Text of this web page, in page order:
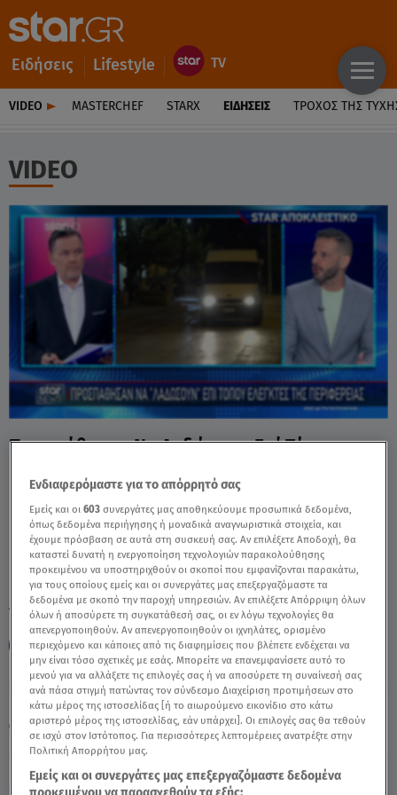
Ειδήσεις Lifestyle
VIDEO MASTERCHEF STARX ΕΙΔΉΣΕΙΣ ΤΡΟΧΌΣ ΤΗΣ
VIDEO
Κυριακή 9 Αυγούστου 2026
12.07.24, 21:47
ΕΛΛΑΔΑ
Πηγή: Δελτίο ειδήσεων Star
Προσπάθησαν Να Λαδώσουν Επί Τόπου
TAGS: ΕΚΒΙΑΣΤΕΣ ΚΥΚΛΩΜΑ ΕΚΒΙΑΣΤΩΝ
ΔΗΜΟΣ ΑΘΗΝΑΙΩΝ ΔΗΜΟΣΙΟΙ ΥΠΑΛΛΗΛΟΙ
Ενδιαφερόμαστε για το απόρρητό σας
Εμείς και οι603 συνεργάτες μας αποθηκεύουμε προσωπικά δεδομένα,
όπως δεδομένα περιήγησης ή μοναδικά αναγνωριστικά στοιχεία, και
έχουμε πρόσβαση σε αυτά στη συσκευή σας. Αν επιλέξετε Αποδοχή, θα
καταστεί δυνατή η ενεργοποίηση τεχνολογιών παρακολούθησης
προκειμένου να υποστηριχθούν οι σκοποί που εμφανίζονται παρακάτω,
για τους οποίους εμείς και οι συνεργάτες μας επεξεργαζόμαστε τα
δεδομένα με σκοπό την παροχή υπηρεσιών. Αν επιλέξετε Απόρριψη όλων
όλων ή αποσύρετε τη συγκατάθεσή σας, οι εν λόγω τεχνολογίες θα
απενεργοποιηθούν. Αν απενεργοποιηθούν οι ιχνηλάτες, ορισμένο
περιεχόμενο και κάποιες από τις διαφημίσεις που βλέπετε ενδέχεται να
μην είναι τόσο σχετικές με εσάς. Μπορείτε να επανεμφανίσετε αυτό το
μενού για να αλλάξετε τις επιλογές σας ή να αποσύρετε τη συναίνεσή σας
ανά πάσα στιγμή πατώντας τον σύνδεσμο Διαχείριση προτιμήσεων στο
κάτω μέρος της ιστοσελίδας [ή το αιωρούμενο εικονίδιο στο κάτω
αριστερό μέρος της ιστοσελίδας, εάν υπάρχει]. Οι επιλογές σας θα τεθούν
σε ισχύ στον Ιστότοπος. Για περισσότερες λεπτομέρειες ανατρέξτε στην
Πολιτική Απορρήτου μας.
Εμείς και οι συνεργάτες μας επεξεργαζόμαστε δεδομένα